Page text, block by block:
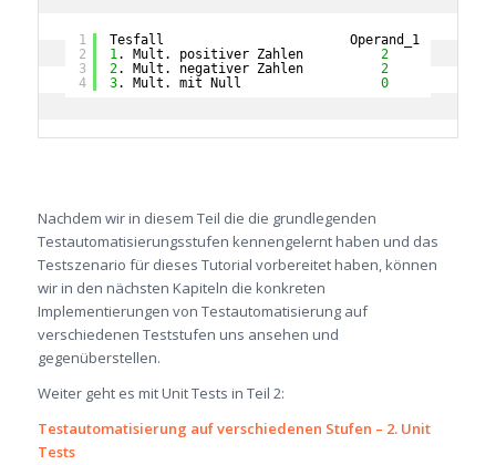
1
2
3
4
Tesfall                        Operand_1
1 . Mult. positiver Zahlen 2
2. Mult. negativer Zahlen 2
3. Mult. mit Null 0
Nachdem wir in diesem Teil die die grundlegenden
Testautomatisierungsstufen kennengelernt haben und das
Testszenario für dieses Tutorial vorbereitet haben, können
wir in den nächsten Kapiteln die konkreten
Implementierungen von Testautomatisierung auf
verschiedenen Teststufen uns ansehen und
gegenüberstellen.
Weiter geht es mit Unit Tests in Teil 2:
Testautomatisierung auf verschiedenen Stufen – 2. Unit
Tests